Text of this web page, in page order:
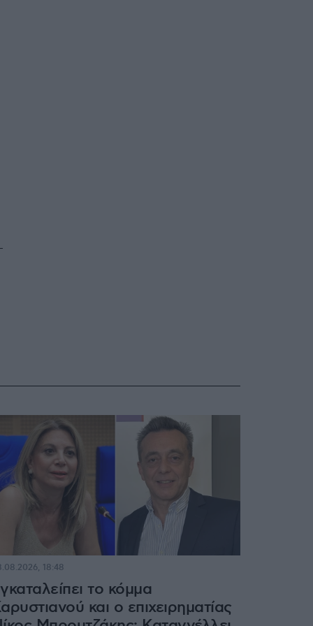
το κόμμα
και ο επιχειρηματίας
18:48